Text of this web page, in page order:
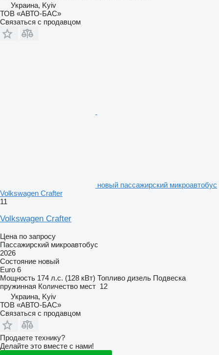
Украина, Kyiv
ТОВ «АВТО-БАС»
Связаться с продавцом
новый пассажирский микроавтобус
Volkswagen Crafter
11
Volkswagen Crafter
Цена по запросу
Пассажирский микроавтобус
2026
Состояние новый
Euro 6
Мощность 174 л.с. (128 кВт) Топливо дизель Подвеска
пружинная Количество мест 12
Украина, Kyiv
ТОВ «АВТО-БАС»
Связаться с продавцом
Продаете технику?
Делайте это вместе с нами!